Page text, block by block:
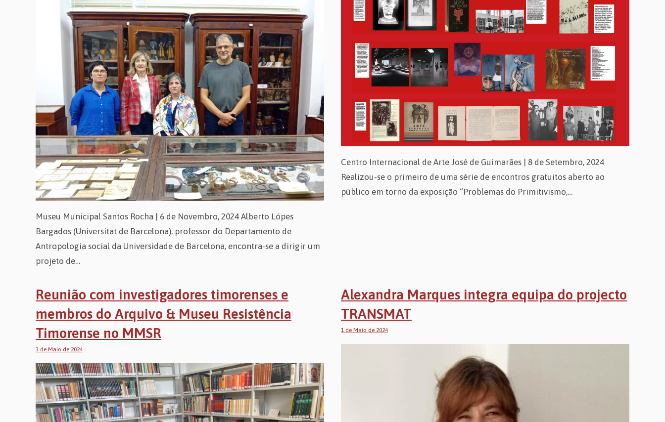
Museu Municipal Santos Rocha | 6 de Novembro, 2024 Alberto Lópes
Bargados (Universitat de Barcelona), professor do Departamento de
Antropologia social da Universidade de Barcelona, encontra-se a dirigir um
projeto de…
Centro Internacional de Arte José de Guimarães | 8 de Setembro, 2024
Realizou-se o primeiro de uma série de encontros gratuitos aberto ao
público em torno da exposição “Problemas do Primitivismo,…
Reunião com investigadores timorenses e
membros do Arquivo & Museu Resistência
Timorense no MMSR
3 de Maio de 2024
Alexandra Marques integra equipa do projecto
TRANSMAT
1 de Maio de 2024